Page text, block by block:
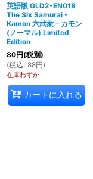
英語版 GLD2-EN018
The Six Samurai -
Kamon 六武衆－カモン
(ノーマル) Limited
Edition
80円(税別)
(税込 : 88円)
在庫わずか
カートに入れる